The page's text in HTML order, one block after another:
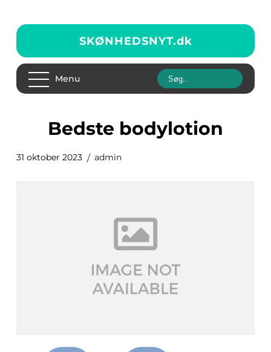
SKØNHEDSNYT.dk
Menu
bedste bodylotion
31 oktober 2023 admin